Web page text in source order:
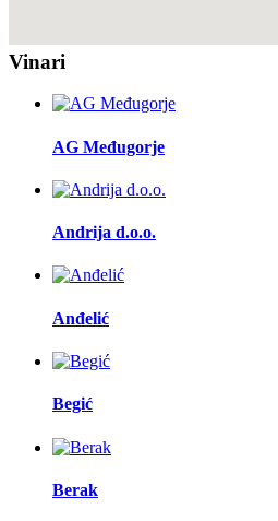
Vinari
AG Međugorje
Andrija d.o.o.
Anđelić
Begić
Berak